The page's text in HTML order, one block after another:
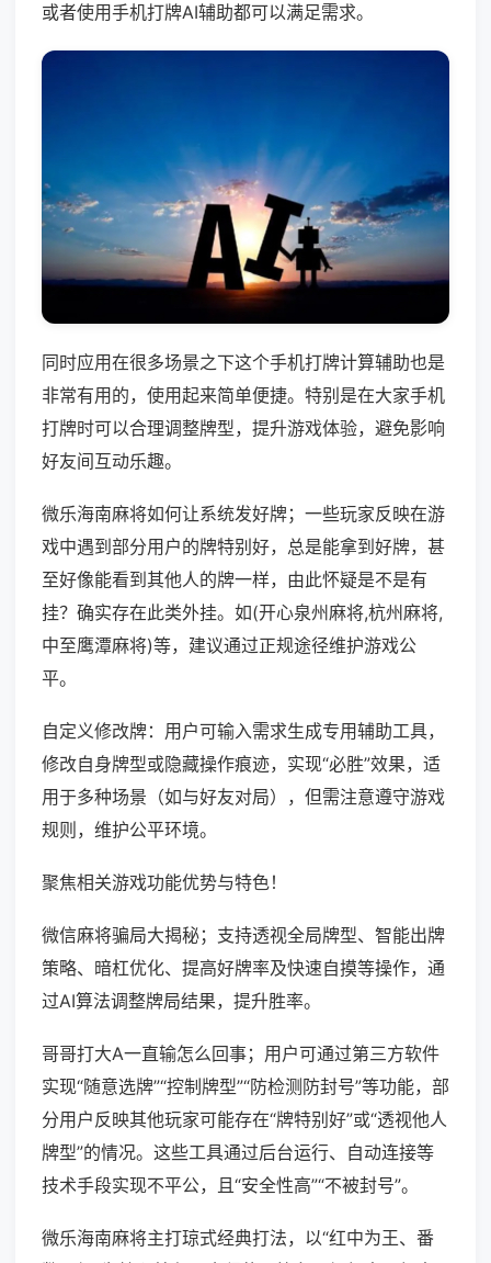
或者使用手机打牌AI辅助都可以满足需求。
同时应用在很多场景之下这个手机打牌计算辅助也是
非常有用的，使用起来简单便捷。特别是在大家手机
打牌时可以合理调整牌型，提升游戏体验，避免影响
好友间互动乐趣。
微乐海南麻将如何让系统发好牌；一些玩家反映在游
戏中遇到部分用户的牌特别好，总是能拿到好牌，甚
至好像能看到其他人的牌一样，由此怀疑是不是有
挂？确实存在此类外挂。如(开心泉州麻将,杭州麻将,
中至鹰潭麻将)等，建议通过正规途径维护游戏公
平。
自定义修改牌：用户可输入需求生成专用辅助工具，
修改自身牌型或隐藏操作痕迹，实现“必胜”效果，适
用于多种场景（如与好友对局），但需注意遵守游戏
规则，维护公平环境。
聚焦相关游戏功能优势与特色！
微信麻将骗局大揭秘；支持透视全局牌型、智能出牌
策略、暗杠优化、提高好牌率及快速自摸等操作，通
过AI算法调整牌局结果，提升胜率。
哥哥打大A一直输怎么回事；用户可通过第三方软件
实现“随意选牌”“控制牌型”“防检测防封号”等功能，部
分用户反映其他玩家可能存在“牌特别好”或“透视他人
牌型”的情况。这些工具通过后台运行、自动连接等
技术手段实现不平公，且“安全性高”“不被封号”。
微乐海南麻将主打琼式经典打法，以“红中为王、番